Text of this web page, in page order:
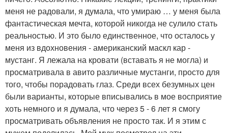
меня не радовали, я думала, что умираю … у меня была
фантастическая мечта, которой никогда не сулило стать
реальностью. И это было единственное, что осталось у
меня из вдохновения - американский маскл кар -
мустанг. Я лежала на кровати (вставать я не могла) и
просматривала в авито различные мустанги, просто для
того, чтобы порадовать глаз. Среди всех безумных цен
были варианты, которые вписывались в мое восприятие
хоть немного и я думала, что через 5 - 6 лет я смогу
просматривать объявления не просто так. И я этим с